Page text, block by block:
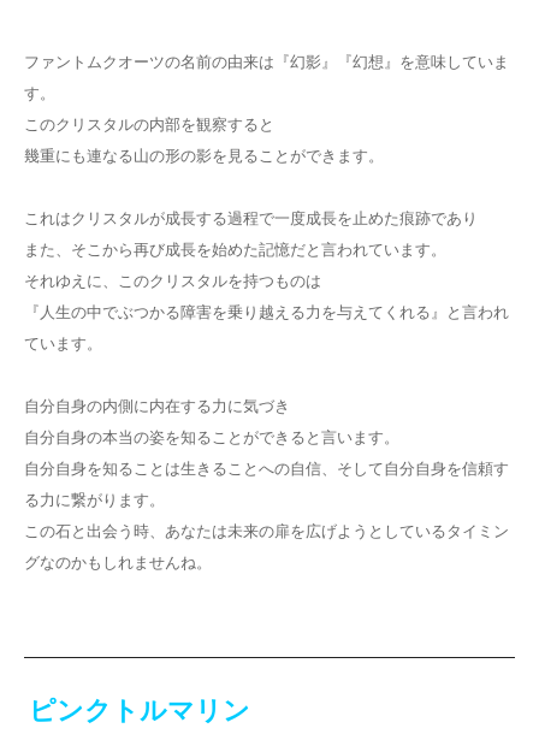
ファントムクオーツの名前の由来は『幻影』『幻想』を意味していま
す。
このクリスタルの内部を観察すると
幾重にも連なる山の形の影を見ることができます。
これはクリスタルが成長する過程で一度成長を止めた痕跡であり
また、そこから再び成長を始めた記憶だと言われています。
それゆえに、このクリスタルを持つものは
『人生の中でぶつかる障害を乗り越える力を与えてくれる』と言われ
ています。
自分自身の内側に内在する力に気づき
自分自身の本当の姿を知ることができると言います。
自分自身を知ることは生きることへの自信、そして自分自身を信頼す
る力に繋がります。
この石と出会う時、あなたは未来の扉を広げようとしているタイミン
グなのかもしれませんね。
ピンクトルマリン